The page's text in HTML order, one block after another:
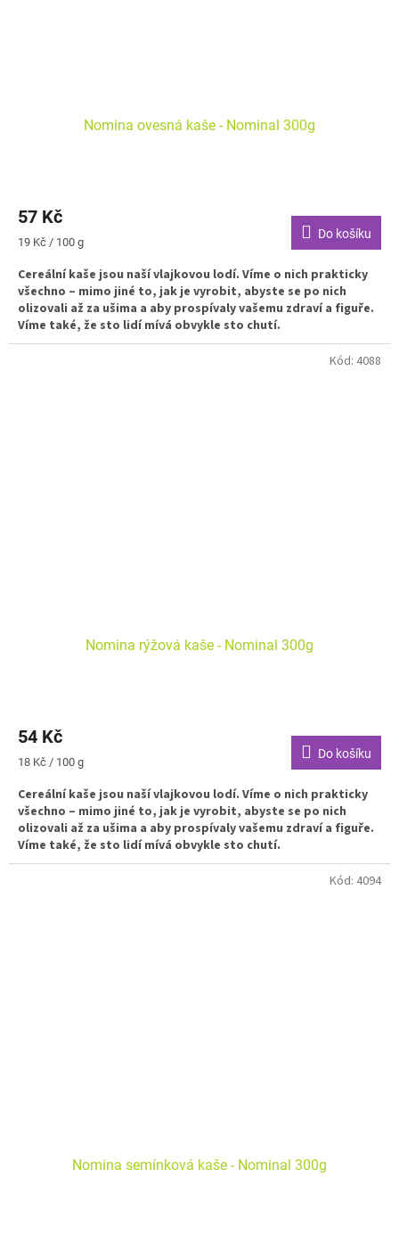
Nomina ovesná kaše - Nominal 300g
57 Kč
Měrná
19 Kč / 100 g
Do košíku
Cereální kaše jsou naší vlajkovou lodí. Víme o nich prakticky
všechno – mimo jiné to, jak je vyrobit, abyste se po nich
olizovali až za ušima a aby prospívaly vašemu zdraví a figuře.
Víme také, že sto lidí mívá obvykle sto chutí.
Nomina rýžová kaše - Nominal 300g
54 Kč
Měrná
18 Kč / 100 g
Do košíku
Cereální kaše jsou naší vlajkovou lodí. Víme o nich prakticky
všechno – mimo jiné to, jak je vyrobit, abyste se po nich
olizovali až za ušima a aby prospívaly vašemu zdraví a figuře.
Víme také, že sto lidí mívá obvykle sto chutí.
Kód: 4088
Nomina semínková kaše - Nominal 300g
Kód: 4094